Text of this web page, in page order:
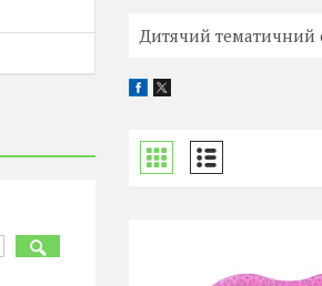
Дитячий тематичний